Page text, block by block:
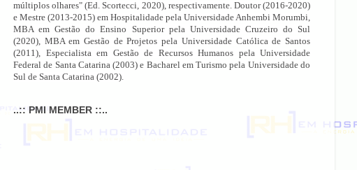
múltiplos olhares" (Ed. Scortecci, 2020), respectivamente. Doutor (2016-2020)
e Mestre (2013-2015) em Hospitalidade pela Universidade Anhembi Morumbi,
MBA em Gestão do Ensino Superior pela Universidade Cruzeiro do Sul
(2020), MBA em Gestão de Projetos pela Universidade Católica de Santos
(2011), Especialista em Gestão de Recursos Humanos pela Universidade
Federal de Santa Catarina (2003) e Bacharel em Turismo pela Universidade do
Sul de Santa Catarina (2002).
..:: PMI MEMBER ::..